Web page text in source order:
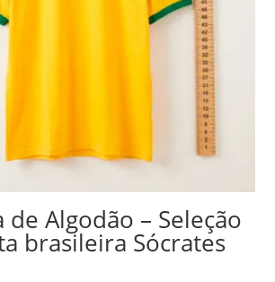
de Algodão – Seleção
brasileira Sócrates